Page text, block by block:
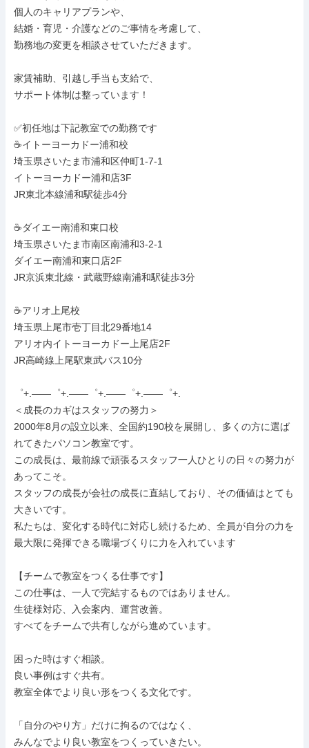
個人のキャリアプランや、
結婚・育児・介護などのご事情を考慮して、
勤務地の変更を相談させていただきます。
家賃補助、引越し手当も支給で、
サポート体制は整っています！
✅初任地は下記教室での勤務です
☕イトーヨーカドー浦和校
埼玉県さいたま市浦和区仲町1-7-1
イトーヨーカドー浦和店3F
JR東北本線浦和駅徒歩4分
☕ダイエー南浦和東口校
埼玉県さいたま市南区南浦和3-2-1
ダイエー南浦和東口店2F
JR京浜東北線・武蔵野線南浦和駅徒歩3分
☕アリオ上尾校
埼玉県上尾市壱丁目北29番地14
アリオ内イトーヨーカドー上尾店2F
JR高崎線上尾駅東武バス10分
゜+.――゜+.――゜+.――゜+.――゜+.
＜成長のカギはスタッフの努力＞
2000年8月の設立以来、全国約190校を展開し、多くの方に選ば
れてきたパソコン教室です。
この成長は、最前線で頑張るスタッフ一人ひとりの日々の努力が
あってこそ。
スタッフの成長が会社の成長に直結しており、その価値はとても
大きいです。
私たちは、変化する時代に対応し続けるため、全員が自分の力を
最大限に発揮できる職場づくりに力を入れています
【チームで教室をつくる仕事です】
この仕事は、一人で完結するものではありません。
生徒様対応、入会案内、運営改善。
すべてをチームで共有しながら進めています。
困った時はすぐ相談。
良い事例はすぐ共有。
教室全体でより良い形をつくる文化です。
「自分のやり方」だけに拘るのではなく、
みんなでより良い教室をつくっていきたい。